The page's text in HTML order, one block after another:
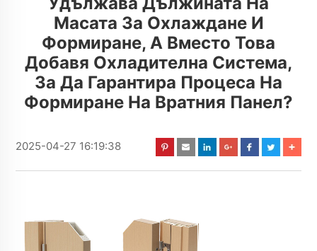
Масата За Охлаждане И
Формиране, А Вместо Това
Добавя Охладителна Система,
За Да Гарантира Процеса На
Формиране На Вратния Панел?
2025-04-27 16:19:38